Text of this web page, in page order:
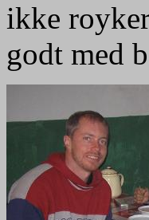
ikke
godt med